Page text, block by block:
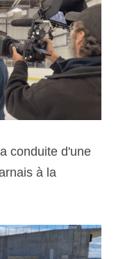
conduite d'une
à la